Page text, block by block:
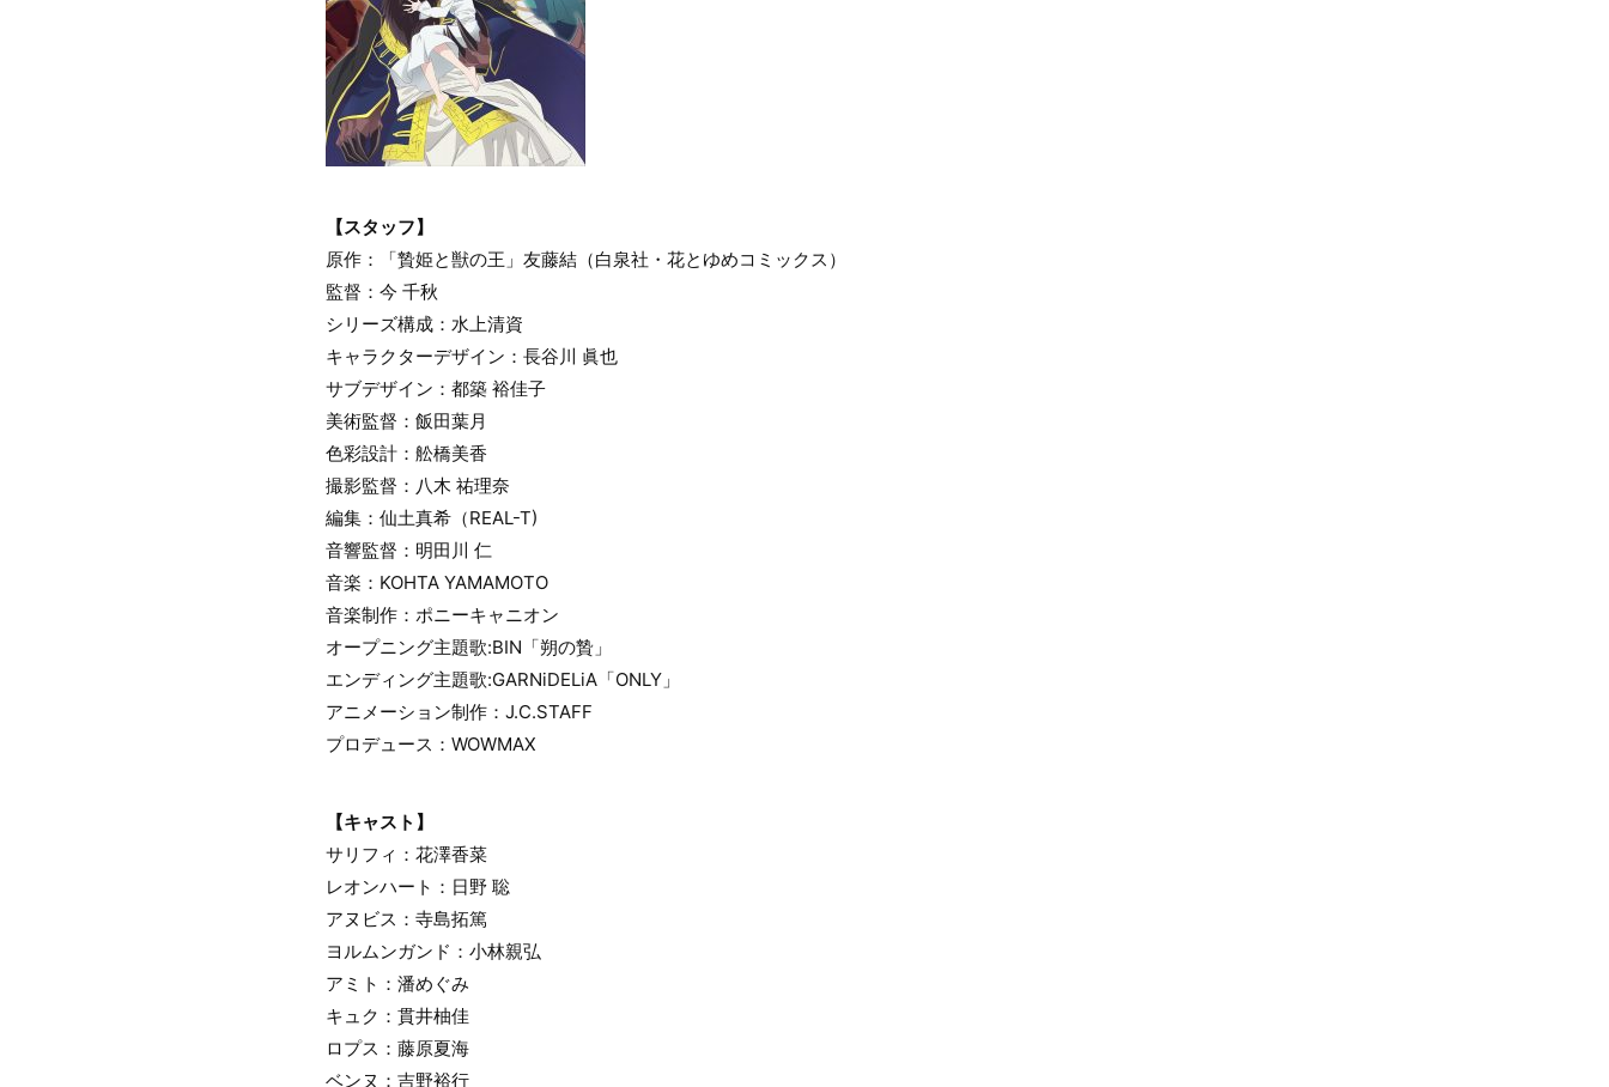
【スタッフ】
原作：「贄姫と獣の王」友藤結（白泉社・花とゆめコミックス）
監督：今 千秋
シリーズ構成：水上清資
キャラクターデザイン：長谷川 眞也
サブデザイン：都築 裕佳子
美術監督：飯田葉月
色彩設計：舩橋美香
撮影監督：八木 祐理奈
編集：仙土真希（REAL-T)
音響監督：明田川 仁
音楽：KOHTA YAMAMOTO
音楽制作：ポニーキャニオン
オープニング主題歌:BIN「朔の贄」
エンディング主題歌:GARNiDELiA「ONLY」
アニメーション制作：J.C.STAFF
プロデュース：WOWMAX
【キャスト】
サリフィ：花澤香菜
レオンハート：日野 聡
アヌビス：寺島拓篤
ヨルムンガンド：小林親弘
アミト：潘めぐみ
キュク：貫井柚佳
ロプス：藤原夏海
ベンヌ：吉野裕行